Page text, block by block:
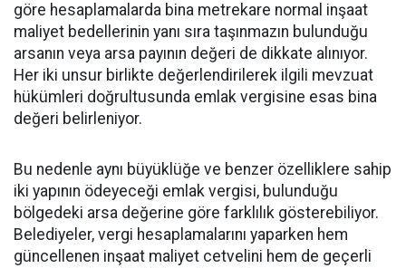
göre hesaplamalarda bina metrekare normal inşaat
maliyet bedellerinin yanı sıra taşınmazın bulunduğu
arsanın veya arsa payının değeri de dikkate alınıyor.
Her iki unsur birlikte değerlendirilerek ilgili mevzuat
hükümleri doğrultusunda emlak vergisine esas bina
değeri belirleniyor.
Bu nedenle aynı büyüklüğe ve benzer özelliklere sahip
iki yapının ödeyeceği emlak vergisi, bulunduğu
bölgedeki arsa değerine göre farklılık gösterebiliyor.
Belediyeler, vergi hesaplamalarını yaparken hem
güncellenen inşaat maliyet cetvelini hem de geçerli